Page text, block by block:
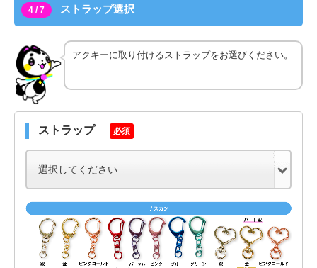
4 / 7 ストラップ選択
アクキーに取り付けるストラップをお選びください。
ストラップ 必須